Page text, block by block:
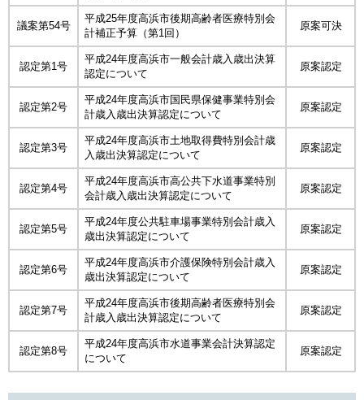
議案第54号
平成25年度高浜市後期高齢者医療特別会
計補正予算（第1回）
原案可決
認定第1号
平成24年度高浜市一般会計歳入歳出決算
認定について
原案認定
認定第2号
平成24年度高浜市国民県保健事業特別会
計歳入歳出決算認定について
原案認定
認定第3号
平成24年度高浜市土地取得費特別会計歳
入歳出決算認定について
原案認定
認定第4号
平成24年度高浜市高公共下水道事業特別
会計歳入歳出決算認定について
原案認定
認定第5号
平成24年度公共駐車場事業特別会計歳入
歳出決算認定について
原案認定
認定第6号
平成24年度高浜市介護保険特別会計歳入
歳出決算認定について
原案認定
認定第7号
平成24年度高浜市後期高齢者医療特別会
計歳入歳出決算認定について
原案認定
認定第8号
平成24年度高浜市水道事業会計決算認定
について
原案認定